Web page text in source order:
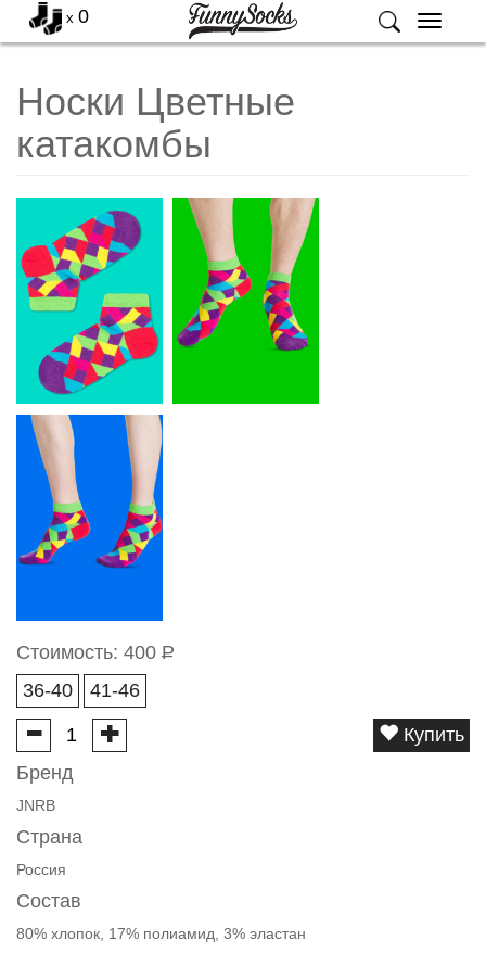
Меню
x 0
Носки Цветные
катакомбы
Стоимость: 400 Р
36-40
41-46
Купить
Бренд
JNRB
Страна
Россия
Состав
80% хлопок, 17% полиамид, 3% эластан